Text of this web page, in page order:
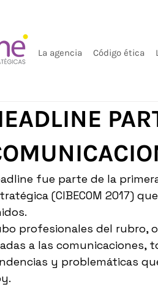
La agencia Código ética
fue parte de la
(CIBECOM 2017)
profesionales del rubro,
a las comunicaciones,
y problemáticas